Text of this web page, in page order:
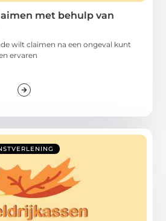
met behulp van
wilt claimen na een ongeval kunt
ervaren